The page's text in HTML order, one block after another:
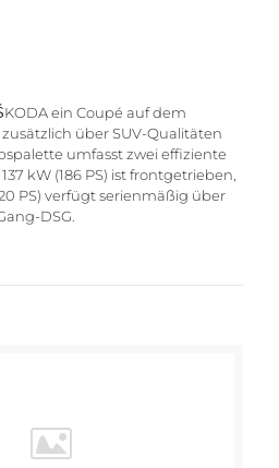
ein Coupé auf dem
über SUV-Qualitäten
umfasst zwei effiziente
kW (186 PS) ist frontgetrieben,
PS) verfügt serienmäßig über
DSG.